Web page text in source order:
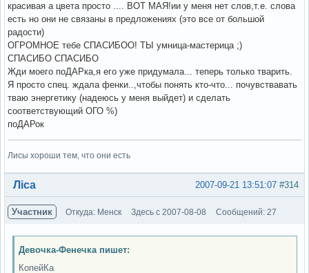
красивая а цвета просто .... ВОТ МАЯ!ии у меня нет слов,т.е. слова
есть но они не связаны в предложениях (это все от большой
радости)
ОГРОМНОЕ тебе СПАСИБОО! ТЫ умница-мастерица ;)
СПАСИБО СПАСИБО
Жди моего поДАРка,я его уже придумала... теперь только тварить.
Я просто спец. ждала фенки..,чтобы понять кто-что... почувствавать
тваю энергетику (надеюсь у меня выйдет) и сделать
соответствующий ОГО %)
поДАРок
Лисы хороши тем, что они есть
Вне форума #314
2007-09-21 13:51:07
Ліса
Участник Откуда: Менск Здесь с 2007-08-08 Сообщений: 27
Девочка-Фенечка пишет:
КопейКа